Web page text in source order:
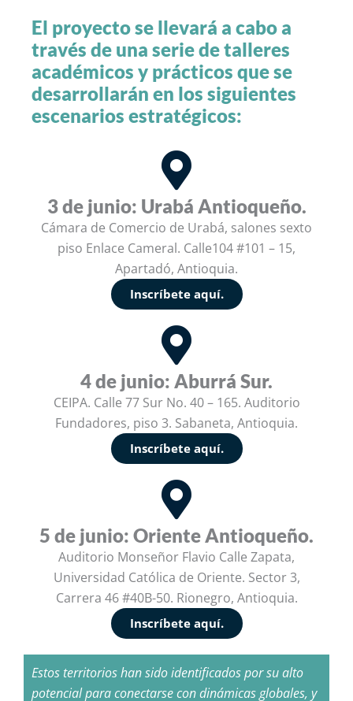
El proyecto se llevará a cabo a
través de una serie de talleres
académicos y prácticos que se
desarrollarán en los siguientes
escenarios estratégicos:
3 de junio: Urabá Antioqueño.
Cámara de Comercio de Urabá, salones sexto
piso Enlace Cameral. Calle104 #101 – 15,
Apartadó, Antioquia.
Inscríbete aquí.
4 de junio: Aburrá Sur.
CEIPA. Calle 77 Sur No. 40 – 165. Auditorio
Fundadores, piso 3. Sabaneta, Antioquia.
Inscríbete aquí.
5 de junio: Oriente Antioqueño.
Auditorio Monseñor Flavio Calle Zapata,
Universidad Católica de Oriente. Sector 3,
Carrera 46 #40B-50. Rionegro, Antioquia.
Inscríbete aquí.
Estos territorios han sido identificados por su alto
potencial para conectarse con dinámicas globales, y